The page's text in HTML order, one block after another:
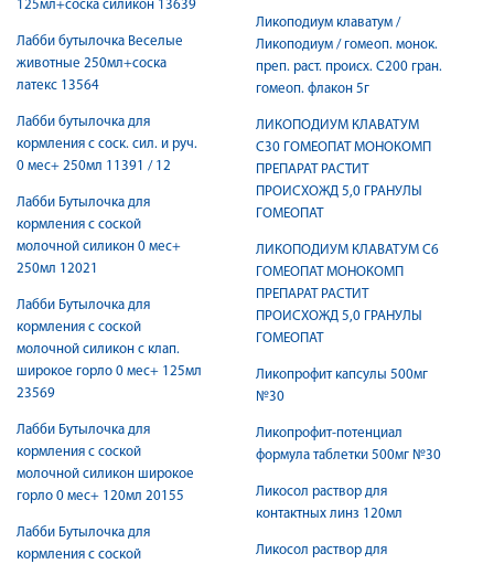
125мл+соска силикон 13639
Лабби бутылочка Веселые
животные 250мл+соска
латекс 13564
Лабби бутылочка для
кормления с соск. сил. и руч.
0 мес+ 250мл 11391 / 12
Лабби Бутылочка для
кормления с соской
молочной силикон 0 мес+
250мл 12021
Лабби Бутылочка для
кормления с соской
молочной силикон с клап.
широкое горло 0 мес+ 125мл
23569
Лабби Бутылочка для
кормления с соской
молочной силикон широкое
горло 0 мес+ 120мл 20155
Лабби Бутылочка для
кормления с соской
Ликоподиум клаватум /
Ликоподиум / гомеоп. монок.
преп. раст. происх. С200 гран.
гомеоп. флакон 5г
ЛИКОПОДИУМ КЛАВАТУМ
C30 ГОМЕОПАТ МОНОКОМП
ПРЕПАРАТ РАСТИТ
ПРОИСХОЖД 5,0 ГРАНУЛЫ
ГОМЕОПАТ
ЛИКОПОДИУМ КЛАВАТУМ C6
ГОМЕОПАТ МОНОКОМП
ПРЕПАРАТ РАСТИТ
ПРОИСХОЖД 5,0 ГРАНУЛЫ
ГОМЕОПАТ
Ликопрофит капсулы 500мг
№30
Ликопрофит-потенциал
формула таблетки 500мг №30
Ликосол раствор для
контактных линз 120мл
Ликосол раствор для